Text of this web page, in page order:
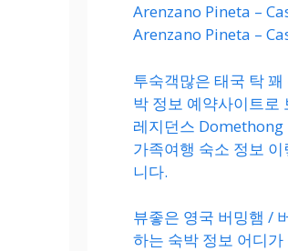
Arenzano Pineta –
Arenzano Pineta –
투숙객많은 태국 탁
박 정보 예약사이트로
레지던스 Domethong
가족여행 숙소 정보
니다.
뷰좋은 영국 버밍햄 /
하는 숙박 정보 어디가